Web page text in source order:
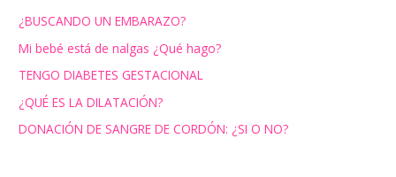
¿BUSCANDO UN EMBARAZO?
Mi bebé está de nalgas ¿Qué hago?
TENGO DIABETES GESTACIONAL
¿QUÉ ES LA DILATACIÓN?
DONACIÓN DE SANGRE DE CORDÓN: ¿SI O NO?